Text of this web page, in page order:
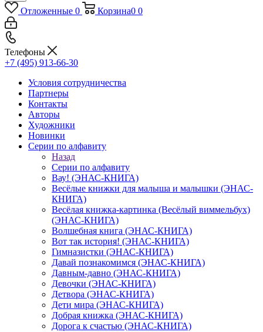
Отложенные 0 Корзина0 0
Телефоны
+7 (495) 913-66-30
Условия сотрудничества
Партнеры
Контакты
Авторы
Художники
Новинки
Серии по алфавиту
Назад
Серии по алфавиту
Вау! (ЭНАС-КНИГА)
Весёлые книжки для малыша и малышки (ЭНАС-
КНИГА)
Весёлая книжка-картинка (Весёлый виммельбух)
(ЭНАС-КНИГА)
Волшебная книга (ЭНАС-КНИГА)
Вот так история! (ЭНАС-КНИГА)
Гимназистки (ЭНАС-КНИГА)
Давай познакомимся (ЭНАС-КНИГА)
Давным-давно (ЭНАС-КНИГА)
Девочки (ЭНАС-КНИГА)
Детвора (ЭНАС-КНИГА)
Дети мира (ЭНАС-КНИГА)
Добрая книжка (ЭНАС-КНИГА)
Дорога к счастью (ЭНАС-КНИГА)